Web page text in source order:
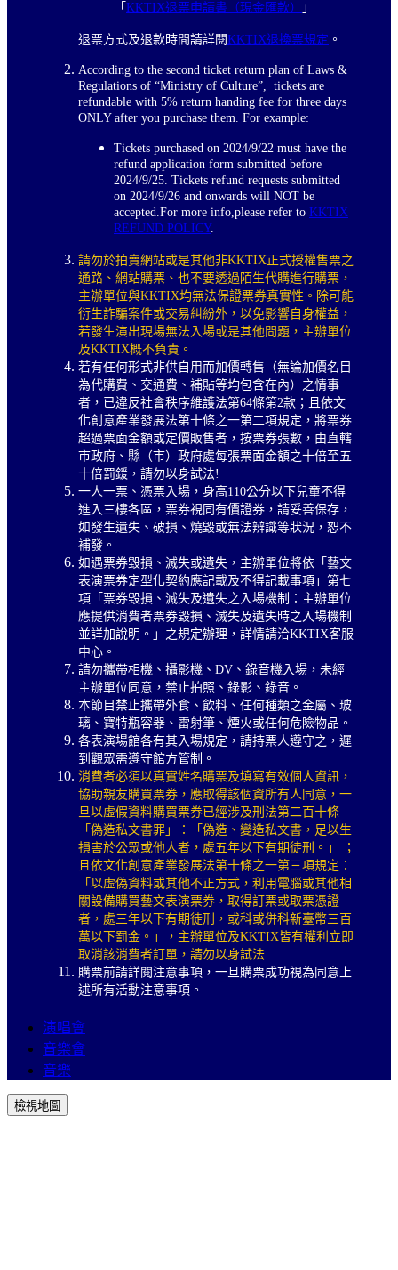
「 KKTIX退票申請書（現金匯款） 」
退票方式及退款時間請詳閱KKTIX退換票規定 。
According to the second ticket return plan of Laws &
Regulations of “Ministry of Culture”, tickets are
refundable with 5% return handing fee for three days
ONLY after you purchase them. For example:
Tickets purchased on 2024/9/22 must have the
refund application form submitted before
2024/9/25. Tickets refund requests submitted
on 2024/9/26 and onwards will NOT be
accepted.For more info,please refer to KKTIX
REFUND POLICY.
請勿於拍賣網站或是其他非KKTIX正式授權售票之
通路、網站購票、也不要透過陌生代購進行購票，
主辦單位與KKTIX均無法保證票券真實性。除可能
衍生詐騙案件或交易糾紛外，以免影響自身權益，
若發生演出現場無法入場或是其他問題，主辦單位
及KKTIX概不負責。
若有任何形式非供自用而加價轉售（無論加價名目
為代購費、交通費、補貼等均包含在內）之情事
者，已違反社會秩序維護法第64條第2款；且依文
化創意產業發展法第十條之一第二項規定，將票券
超過票面金額或定價販售者，按票券張數，由直轄
市政府、縣（市）政府處每張票面金額之十倍至五
十倍罰鍰，請勿以身試法!
一人一票、憑票入場，身高110公分以下兒童不得
進入三樓各區，票券視同有價證券，請妥善保存，
如發生遺失、破損、燒毀或無法辨識等狀況，恕不
補發。
如遇票券毀損、滅失或遺失，主辦單位將依「藝文
表演票券定型化契約應記載及不得記載事項」第七
項「票券毀損、滅失及遺失之入場機制：主辦單位
應提供消費者票券毀損、滅失及遺失時之入場機制
並詳加說明。」之規定辦理，詳情請洽KKTIX客服
中心。
請勿攜帶相機、攝影機、DV、錄音機入場，未經
主辦單位同意，禁止拍照、錄影、錄音。
本節目禁止攜帶外食、飲料、任何種類之金屬、玻
璃、寶特瓶容器、雷射筆、煙火或任何危險物品。
各表演場館各有其入場規定，請持票人遵守之，遲
到觀眾需遵守館方管制。
消費者必須以真實姓名購票及填寫有效個人資訊，
協助親友購買票券，應取得該個資所有人同意，一
旦以虛假資料購買票券已經涉及刑法第二百十條
「偽造私文書罪」：「偽造、變造私文書，足以生
損害於公眾或他人者，處五年以下有期徒刑。」 ；
且依文化創意產業發展法第十條之一第三項規定：
「以虛偽資料或其他不正方式，利用電腦或其他相
關設備購買藝文表演票券，取得訂票或取票憑證
者，處三年以下有期徒刑，或科或併科新臺幣三百
萬以下罰金。」，主辦單位及KKTIX皆有權利立即
取消該消費者訂單，請勿以身試法
購票前請詳閱注意事項，一旦購票成功視為同意上
述所有活動注意事項。
演唱會
音樂會
音樂
檢視地圖